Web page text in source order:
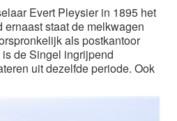
Evert Pleysier in 1895 het
ernaast staat de melkwagen
als postkantoor
de Singel ingrijpend
uit dezelfde periode. Ook